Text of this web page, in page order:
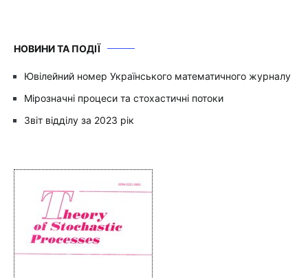
НОВИНИ ТА ПОДІЇ
Ювілейний номер Українського математичного журналу
Мірозначні процеси та стохастичні потоки
Звіт відділу за 2023 рік